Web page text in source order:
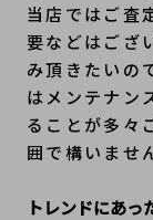
当店ではご査
要などはござ
み頂きたいの
はメンテナン
ることが多々
囲で構いませ
トレンドにあっ